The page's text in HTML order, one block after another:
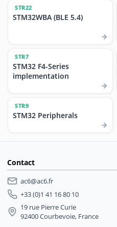
STR22
STM32WBA (BLE 5.4)
STR7
STM32 F4-Series
implementation
STR9
STM32 Peripherals
Contact
ac6@ac6.fr
+33 (0)1 41 16 80 10
19 rue Pierre Curie
92400 Courbevoie, France